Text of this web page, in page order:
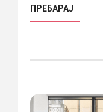
ПРЕБАРАЈ